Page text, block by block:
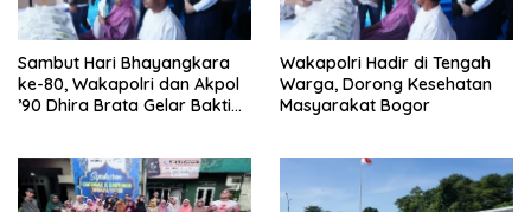
Sambut Hari Bhayangkara
ke-80, Wakapolri dan Akpol
’90 Dhira Brata Gelar Bakti
Wakapolri Hadir di Tengah
Warga, Dorong Kesehatan
Masyarakat Bogor